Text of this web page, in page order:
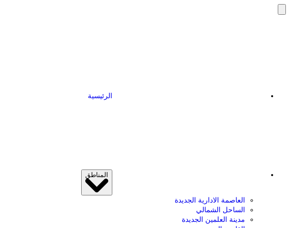
الرئيسية
المناطق
العاصمة الادارية الجديدة
الساحل الشمالي
مدينة العلمين الجديدة